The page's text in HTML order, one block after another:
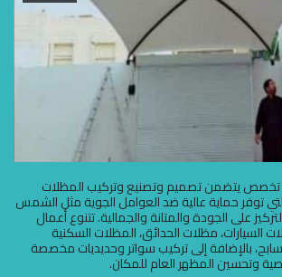
يتضمن تصميم وتصنيع وتركيب المظلات
توفر حماية عالية ضد العوامل الجوية مثل الشمس
على الجودة والمتانة والجمالية. تتنوع أعمال
مظلات الحدائق، المظلات السكنية
بالإضافة إلى تركيب سواتر وحديديات مخصصة
وتحسين المظهر العام للمكان.